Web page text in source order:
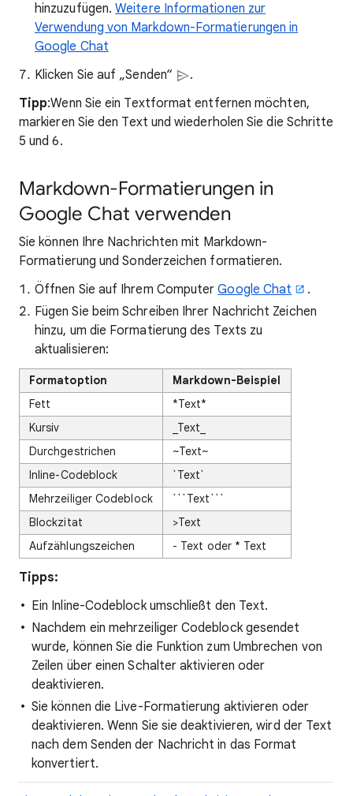
hinzuzufügen.Weitere Informationen zur
Verwendung von Markdown-Formatierungen in
Google Chat
Klicken Sie auf „Senden“
.
Tipp:Wenn Sie ein Textformat entfernen möchten,
markieren Sie den Text und wiederholen Sie die Schritte
5 und 6.
Markdown-Formatierungen in
Google Chat verwenden
Sie können Ihre Nachrichten mit Markdown-
Formatierung und Sonderzeichen formatieren.
Öffnen Sie auf Ihrem ComputerGoogle Chat
.
Fügen Sie beim Schreiben Ihrer Nachricht Zeichen
hinzu, um die Formatierung des Texts zu
aktualisieren:
Formatoption
Markdown-Beispiel
Fett
*Text*
Kursiv
_Text_
Durchgestrichen
~Text~
Inline-Codeblock
`Text`
Mehrzeiliger Codeblock
```Text```
Blockzitat
>Text
Aufzählungszeichen
- Text oder * Text
Tipps:
Ein Inline-Codeblock umschließt den Text.
Nachdem ein mehrzeiliger Codeblock gesendet
wurde, können Sie die Funktion zum Umbrechen von
Zeilen über einen Schalter aktivieren oder
deaktivieren.
Sie können die Live-Formatierung aktivieren oder
deaktivieren. Wenn Sie sie deaktivieren, wird der Text
nach dem Senden der Nachricht in das Format
konvertiert.